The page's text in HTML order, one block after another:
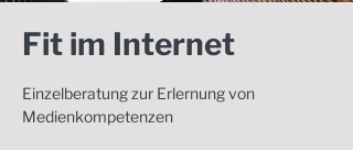
Fit im Internet
Einzelberatung zur Erlernung von
Medienkompetenzen